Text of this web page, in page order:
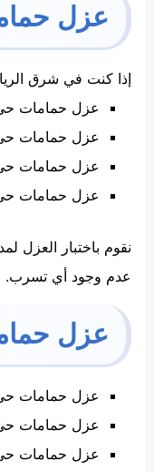
عزل
إذا كنت في شرق
عزل حمامات
عزل حمامات
عزل حمامات
عزل حمامات حي
عدم وجود أي تسرب.
عزل
عزل حمامات
عزل حمامات
عزل حمامات